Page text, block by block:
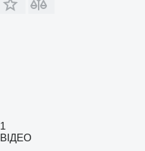
1
ВІДЕО